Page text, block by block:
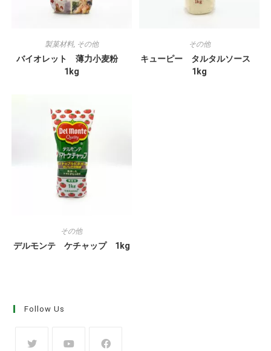
製菓材料, その他
バイオレット 薄力小麦粉
1kg
その他
キューピー タルタルソース
1kg
その他
デルモンテ ケチャップ 1kg
Follow Us